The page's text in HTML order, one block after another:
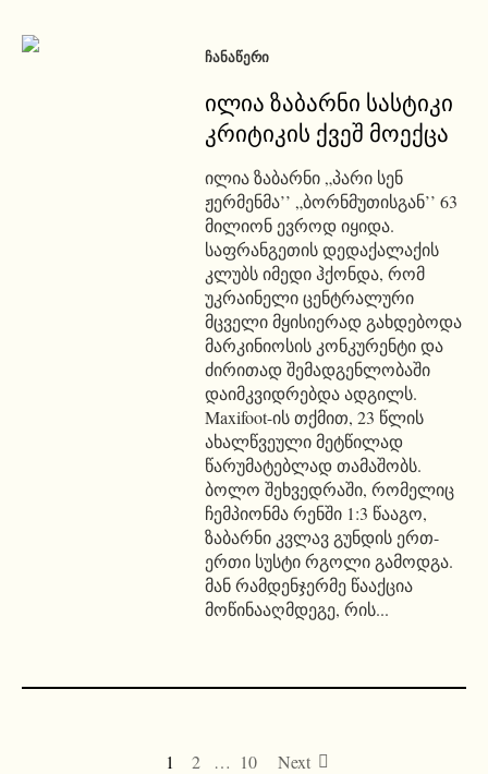
ᲩᲐᲜᲐᲬᲔᲠᲘ
ილია ზაბარნი სასტიკი
კრიტიკის ქვეშ მოექცა
ილია ზაბარნი „პარი სენ
ჟერმენმა’’ „ბორნმუთისგან’’ 63
მილიონ ევროდ იყიდა.
საფრანგეთის დედაქალაქის
კლუბს იმედი ჰქონდა, რომ
უკრაინელი ცენტრალური
მცველი მყისიერად გახდებოდა
მარკინიოსის კონკურენტი და
ძირითად შემადგენლობაში
დაიმკვიდრებდა ადგილს.
Maxifoot-ის თქმით, 23 წლის
ახალწვეული მეტწილად
წარუმატებლად თამაშობს.
ბოლო შეხვედრაში, რომელიც
ჩემპიონმა რენში 1:3 წააგო,
ზაბარნი კვლავ გუნდის ერთ-
ერთი სუსტი რგოლი გამოდგა.
მან რამდენჯერმე წააქცია
მოწინააღმდეგე, რის...
1 2 … 10 Next